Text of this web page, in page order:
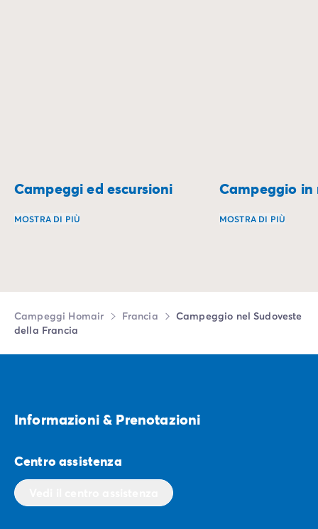
Campeggi ed escursioni
MOSTRA DI PIÙ
Campeggio in
MOSTRA DI PIÙ
Campeggi Homair Francia
Campeggio nel Sudoveste
della Francia
Informazioni & Prenotazioni
Centro assistenza